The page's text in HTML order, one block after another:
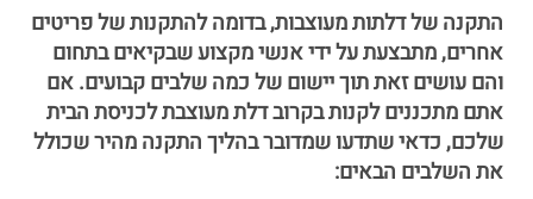
התקנה של דלתות מעוצבות, בדומה להתקנות של פריטים
אחרים, מתבצעת על ידי אנשי מקצוע שבקיאים בתחום
והם עושים זאת תוך יישום של כמה שלבים קבועים. אם
אתם מתכננים לקנות בקרוב דלת מעוצבת לכניסת הבית
שלכם, כדאי שתדעו שמדובר בהליך התקנה מהיר שכולל
את השלבים הבאים: